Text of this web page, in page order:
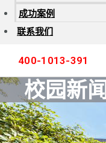
成功案例
联系我们
400-1013-391
校园新闻